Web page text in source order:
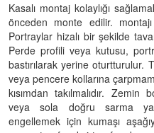
Kasalı montaj kolaylığı
önceden monte edilir.
Portraylar hizalı bir şekilde
Perde profili veya kutusu,
bastırılarak yerine
veya pencere kollarına
kısımdan takılmalıdır.
veya sola doğru sarma
engellemek için kumaşı